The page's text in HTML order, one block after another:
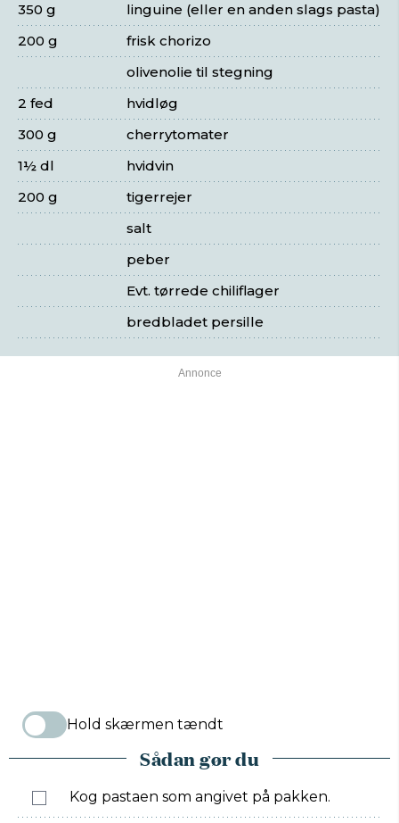
linguine (eller en anden slags pasta)
350 g
frisk chorizo
200 g
olivenolie til stegning
hvidløg
2 fed
cherrytomater
300 g
hvidvin
1½ dl
tigerrejer
200 g
salt
peber
Evt. tørrede chiliflager
bredbladet persille
Hold skærmen tændt
Sådan gør du
Kog pastaen som angivet på pakken.